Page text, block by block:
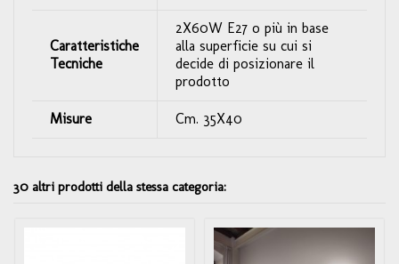
Caratteristiche
Tecniche
2X60W E27 o più in base
alla superficie su cui si
decide di posizionare il
prodotto
Misure Cm. 35X40
30 altri prodotti della stessa categoria: